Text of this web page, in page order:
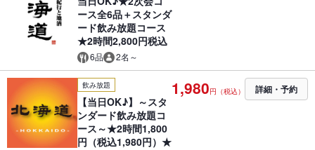
ース全6品＋スタンダ
ード飲み放題コース
★2時間2,800円税込
6品 2名～
飲み放題
【当日OK♪】～スタ
ンダード飲み放題コ
ース～★2時間1,800
円（税込1,980円）★
1,980円（税込） 詳細・予約